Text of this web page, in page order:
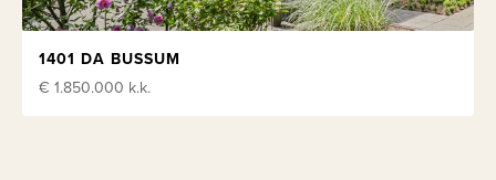
1401 DA BUSSUM
€ 1.850.000 k.k.